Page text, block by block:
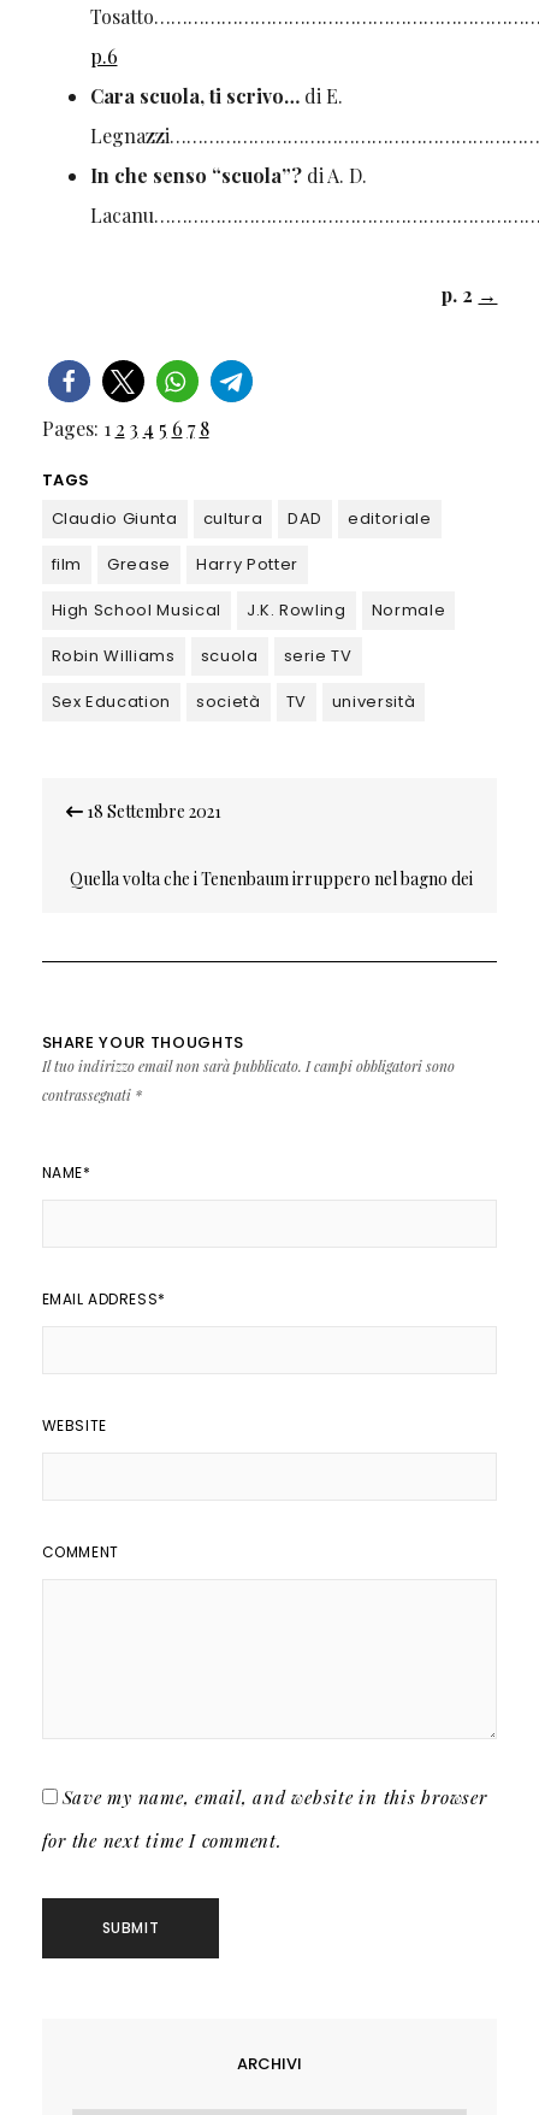
p.6
Cara scuola, ti scrivo…di E.
In che senso “scuola”?di A. D.
p. 2 →
Pages: 1 2 3 4 5 6 7 8
TAGS
Claudio Giunta
cultura DAD
editoriale
film
Grease
Harry Potter
High School Musical
J.K. Rowling
Normale
Robin Williams
scuola
serie TV
Sex Education
società TV università
Navigazione
18 Settembre 2021
Quella volta che i Tenenbaum irruppero nel bagno dei
SHARE YOUR THOUGHTS
Il tuo indirizzo email non sarà pubblicato. I campi obbligatori sono
contrassegnati *
NAME*
EMAIL ADDRESS*
WEBSITE
COMMENT
Save my name, email, and website in this browser
for the next time I comment.
ARCHIVI